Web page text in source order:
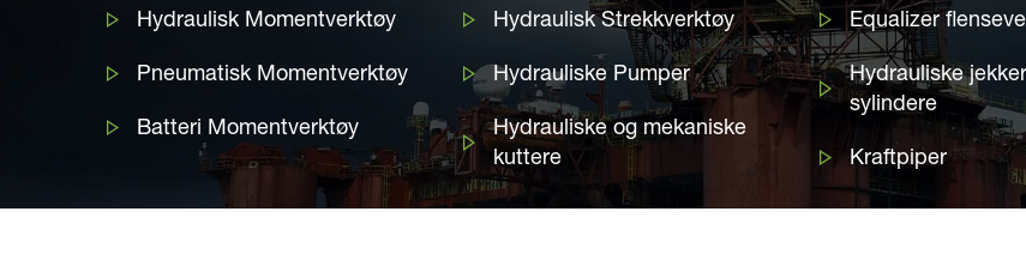
Hydraulisk Momentverktøy
Pneumatisk Momentverktøy
Batteri Momentverktøy
Hydraulisk Strekkverktøy
Hydrauliske Pumper
Hydrauliske og mekaniske
kuttere
Equalizer
Hydrauliske
sylindere
Kraftpiper